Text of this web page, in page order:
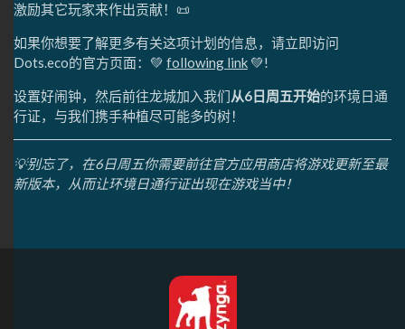
激励其它玩家来作出贡献！📜
如果你想要了解更多有关这项计划的信息，请立即访问
Dots.eco的官方页面：💚 following link 💚!
设置好闹钟，然后前往龙城加入我们从6日周五开始的环境日通
行证，与我们携手种植尽可能多的树！
💡别忘了，在6日周五你需要前往官方应用商店将游戏更新至最
新版本，从而让环境日通行证出现在游戏当中！